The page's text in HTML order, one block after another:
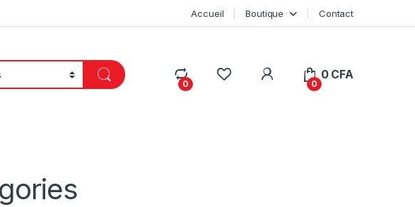
Accueil Boutique Contact
0
My Account
0
0 CFA